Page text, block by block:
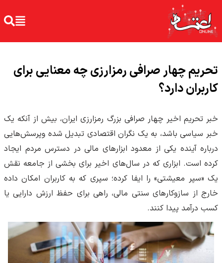
تحریم چهار صرافی رمزارزی چه معنایی برای
کاربران دارد؟
خبر تحریم اخیر چهار صرافی بزرگ رمزارزی ایران، بیش از آنکه یک
خبر سیاسی باشد، به یک نگران اقتصادی تبدیل شده وپرسش‌هایی
درباره آینده یکی از معدود ابزارهای مالی در دسترس مردم ایجاد
کرده است. ابزاری که در سال‌های اخیر برای بخشی از جامعه نقش
یک «سپر معیشتی» را ایفا کرده؛ سپری که به کاربران امکان داده
خارج از سازوکارهای سنتی مالی، راهی برای حفظ ارزش دارایی یا
کسب درآمد پیدا کنند.